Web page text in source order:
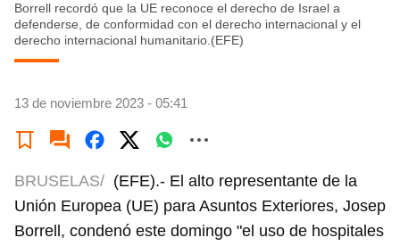
Borrell recordó que la UE reconoce el derecho de Israel a
defenderse, de conformidad con el derecho internacional y el
derecho internacional humanitario.(EFE)
13 de noviembre 2023 - 05:41
BRUSELAS/ (EFE).- El alto representante de la
Unión Europea (UE) para Asuntos Exteriores, Josep
Borrell, condenó este domingo "el uso de hospitales